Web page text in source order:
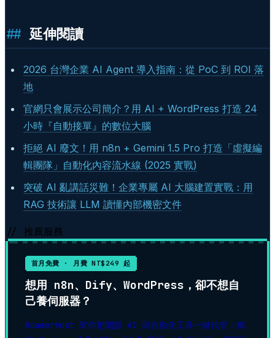
延伸閱讀
2026 台灣企業 AI Agent 導入指南：從 PoC 到 ROI 落
地
官網只會展示公司簡介？用 AI + WordPress 打造 24
小時『自動接單』的數位大腦
拒絕 AI 廢文！用 n8n + Gemini 1.5 Pro 打造「虛擬編
輯團隊」自動化內容流水線 (2025 實戰)
突破 AI 亂講話災難！企業專屬 AI 大腦建置實戰：用
RAG 技術讓 LLM 讀懂內部機密文件
// 推薦服務
首月免費 · 月費 NT$249 起
想用 n8n、Dify、WordPress，卻不想自
己養伺服器？
RoamerHost 幫你把開源 AI 與自動化工具一鍵代管：獨